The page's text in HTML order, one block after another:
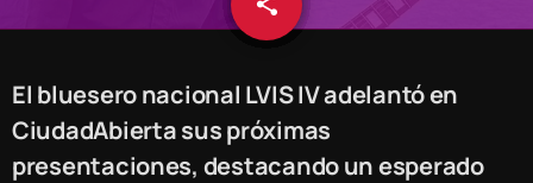
El bluesero nacional LVIS IV adelantó en
CiudadAbierta sus próximas
presentaciones, destacando un esperado